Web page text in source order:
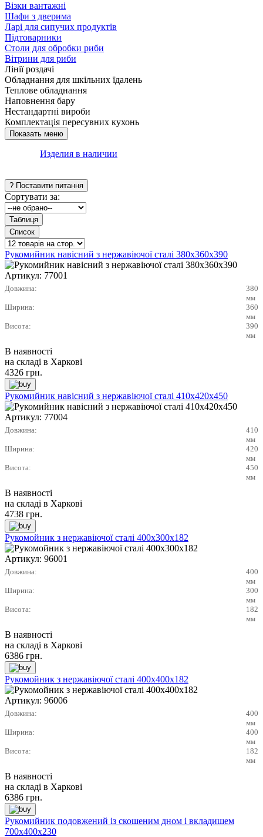
Візки вантажні
Шафи з дверима
Ларі для сипучих продуктів
Підтоварники
Столи для обробки риби
Вітрини для риби
Лінії роздачі
Обладнання для шкільних їдалень
Теплове обладнання
Наповнення бару
Нестандартні вироби
Комплектація пересувних кухонь
Изделия в наличии
Сортувати за:
Рукомийник навісний з нержавіючої сталі 380х360х390
Артикул: 77001
Довжина:
380
мм
Ширина:
360
мм
Висота:
390
мм
В наявності
на складі в Харкові
4326 грн.
Рукомийник навісний з нержавіючої сталі 410х420х450
Артикул: 77004
Довжина:
410
мм
Ширина:
420
мм
Висота:
450
мм
В наявності
на складі в Харкові
4738 грн.
Рукомойник з нержавіючої сталі 400х300х182
Артикул: 96001
Довжина:
400
мм
Ширина:
300
мм
Висота:
182
мм
В наявності
на складі в Харкові
6386 грн.
Рукомойник з нержавіючої сталі 400х400х182
Артикул: 96006
Довжина:
400
мм
Ширина:
400
мм
Висота:
182
мм
В наявності
на складі в Харкові
6386 грн.
Рукомийник подовжений із скошеним дном і вкладишем
700х400х230